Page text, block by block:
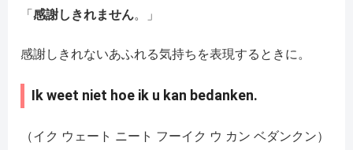
「感謝しきれません。」
感謝しきれないあふれる気持ちを表現するときに。
Ik weet niet hoe ik u kan bedanken.
（イク ウェート ニート フーイク ウ カン ベダンクン）